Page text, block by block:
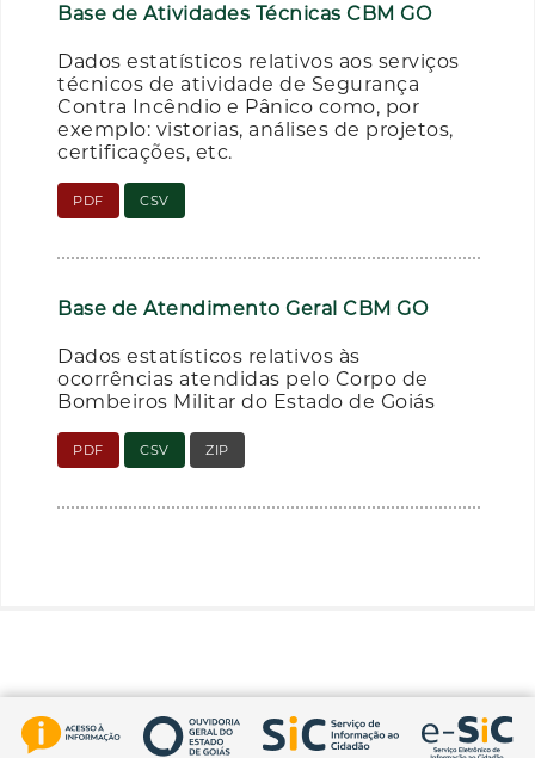
Base de Atividades Técnicas CBM GO
Dados estatísticos relativos aos serviços
técnicos de atividade de Segurança
Contra Incêndio e Pânico como, por
exemplo: vistorias, análises de projetos,
certificações, etc.
PDF CSV
Base de Atendimento Geral CBM GO
Dados estatísticos relativos às
ocorrências atendidas pelo Corpo de
Bombeiros Militar do Estado de Goiás
PDF CSV ZIP